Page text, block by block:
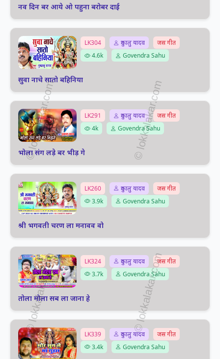
नव दिन बर आये ओ पहुना बरोबर दाई
LK304 दुकालु यादव
जस गीत
4.6k
Govendra Sahu
सुवा नाचे सातो बहिनिया
LK291 दुकालु यादव
जस गीत
4k
Govendra Sahu
भोला संग लड़े बर भीड़ गे
LK260 दुकालु यादव
जस गीत
3.9k
Govendra Sahu
श्री भगवती चरण ला मनावव वो
LK324 दुकालु यादव
जस गीत
3.7k
Govendra Sahu
तोला मोला सब ला जाना हे
LK339 दुकालु यादव
जस गीत
3.4k
Govendra Sahu